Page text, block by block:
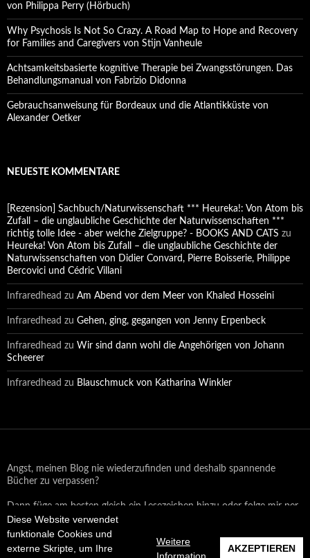
Diese Website verwendet
funktionale Cookies und
externe Skripte, um Ihre
Weitere
Information
AKZEPTIEREN
von Philippa Perry (Hörbuch)
Why Psychosis Is Not So Crazy. A Road Map to Hope and Recovery
for Families and Caregivers von Stijn Vanheule
Achtsamkeitsbasierte kognitive Therapie bei Zwangsstörungen. Das
Behandlungsmanual von Fabrizio Didonna
Gebrauchsanweisung für Bordeaux und die Atlantikküste von
Alexander Oetker
NEUESTE KOMMENTARE
[Rezension] Sachbuch/Naturwissenschaft *** Heureka!: Von Atom bis
Zufall – die unglaubliche Geschichte der Naturwissenschaften ***
richtig tolle Idee - aber welche Zielgruppe? - BOOKS AND CATS zu
Heureka! Von Atom bis Zufall – die unglaubliche Geschichte der
Naturwissenschaften von Didier Convard, Pierre Boisserie, Philippe
Bercovici und Cédric Villani
Infraredhead zu Am Abend vor dem Meer von Khaled Hosseini
Infraredhead zu Gehen, ging, gegangen von Jenny Erpenbeck
Infraredhead zu Wir sind dann wohl die Angehörigen von Johann
Scheerer
Infraredhead zu Blauschmuck von Katharina Winkler
Angst, meinen Blog nie wiederzufinden und deshalb spannende
Bücher zu verpassen?
Dann füge am besten gleich ein Lesezeichen hinzu oder folge mir per
Email oder auf Facebook!